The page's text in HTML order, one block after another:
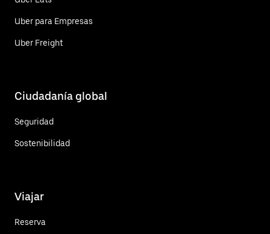
Uber para Empresas
Uber Freight
Ciudadanía global
Seguridad
Sostenibilidad
Viajar
Reserva